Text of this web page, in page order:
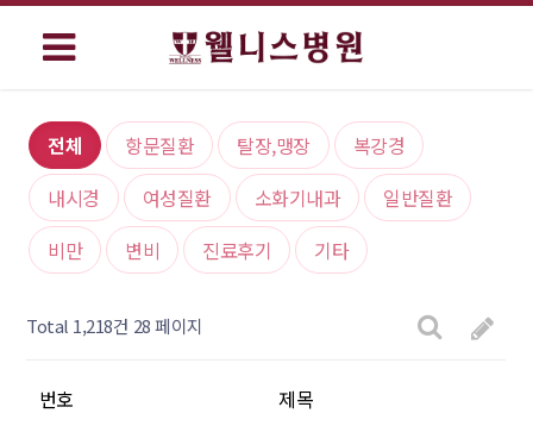
전체 항문질환 탈장,맹장
복강경
내시경
여성질환 소화기내과
일반질환
비만
변비 진료후기 기타
Total 1,218건 28 페이지
번호 제목